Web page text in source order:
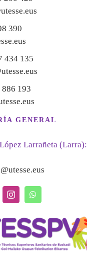
390
434 135
886 193
GENERAL
Larrañeta (Larra):